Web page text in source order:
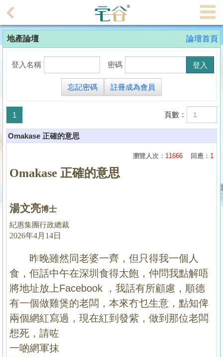
理
主
成
交
業
放
盤
宅
谷
按
產
博
客
地
地產論壇 論壇首頁
登入名稱 密碼
忘記密碼 註冊成為會員
1 頁數：
Omakase 正確的意思
瀏覽人次： 11666 回應： 1
Omakase 正確的意思
湯文亮博士
紀惠集團行政總裁
2026年4月14日
昨晚雖然同老婆一齊，但只得我一個人
食，佢話中午在深圳食得太飽，仲問我點解唔
將地址放上Facebook ，我話有所顧慮，順德
有一個做雞煲的老闆，本來冇乜生意，點知俾
兩個網紅寫過，現在紅到發紫，做到那位老闆
想死，請咗
一啲網軍抹